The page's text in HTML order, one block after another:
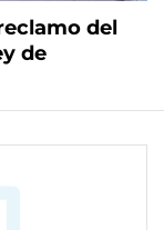
del
de